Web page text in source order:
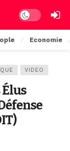
Dark mode
Economie
VIDEO